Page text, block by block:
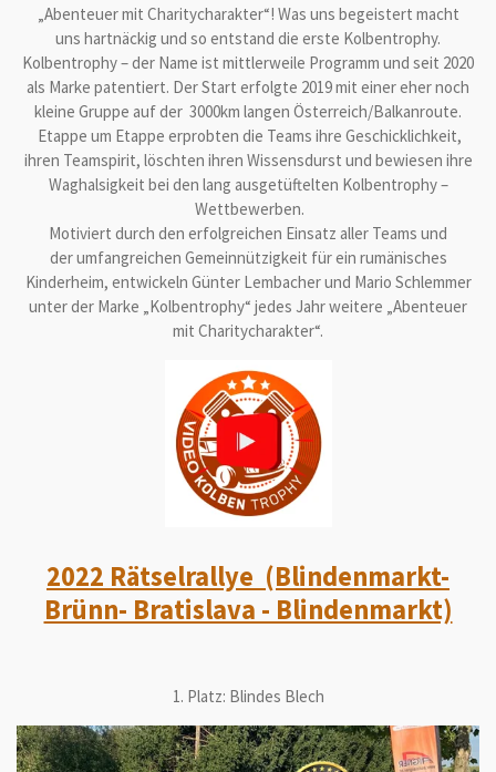
„Abenteuer mit Charitycharakter“! Was uns begeistert macht
uns hartnäckig und so entstand die erste Kolbentrophy.
Kolbentrophy – der Name ist mittlerweile Programm und seit 2020
als Marke patentiert. Der Start erfolgte 2019 mit einer eher noch
kleine Gruppe auf der 3000km langen Österreich/Balkanroute.
Etappe um Etappe erprobten die Teams ihre Geschicklichkeit,
ihren Teamspirit, löschten ihren Wissensdurst und bewiesen ihre
Waghalsigkeit bei den lang ausgetüftelten Kolbentrophy –
Wettbewerben.
Motiviert durch den erfolgreichen Einsatz aller Teams und
der umfangreichen Gemeinnützigkeit für ein rumänisches
Kinderheim, entwickeln Günter Lembacher und Mario Schlemmer
unter der Marke „Kolbentrophy“ jedes Jahr weitere „Abenteuer
mit Charitycharakter“.
2022 Rätselrallye (Blindenmarkt-
Brünn- Bratislava - Blindenmarkt)
1. Platz: Blindes Blech